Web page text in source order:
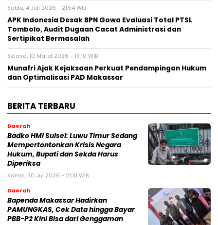
Sabtu, 4 Juli 2026 - 21:54 WIB
APK Indonesia Desak BPN Gowa Evaluasi Total PTSL
Tombolo, Audit Dugaan Cacat Administrasi dan
Sertipikat Bermasalah
Selasa, 10 Maret 2026 - 19:10 WIB
Munafri Ajak Kejaksaan Perkuat Pendampingan Hukum
dan Optimalisasi PAD Makassar
BERITA TERBARU
Daerah
Badko HMI Sulsel: Luwu Timur Sedang
Mempertontonkan Krisis Negara
Hukum, Bupati dan Sekda Harus
Diperiksa
Kamis, 30 Jul 2026 - 21:41 WIB
Daerah
Bapenda Makassar Hadirkan
PAMUNGKAS, Cek Data hingga Bayar
PBB-P2 Kini Bisa dari Genggaman